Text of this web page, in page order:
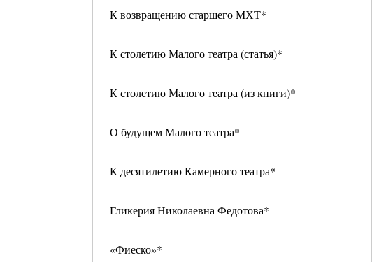
К возвращению старшего МХТ*
К столетию Малого театра (статья)*
К столетию Малого театра (из книги)*
О будущем Малого театра*
К десятилетию Камерного театра*
Гликерия Николаевна Федотова*
«Фиеско»*